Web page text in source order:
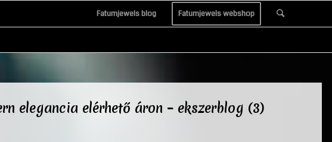
Fatumjewels blog Fatumjewels webshop
elegancia elérhető áron – ekszerblog (3)